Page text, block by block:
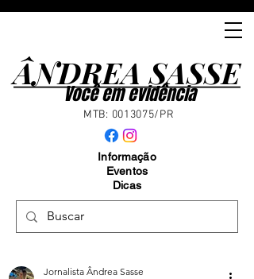
ÂNDREA SASSE
ÂNDREA SASSE
Você em evidência
MTB: 0013075/PR
Informação
Eventos
Dicas
Jornalista Ândrea Sasse